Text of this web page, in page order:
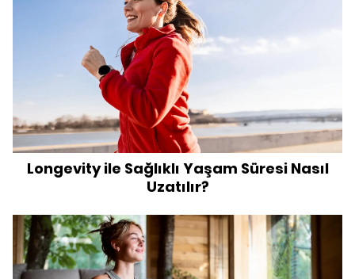
Longevity ile Sağlıklı Yaşam Süresi Nasıl
Uzatılır?